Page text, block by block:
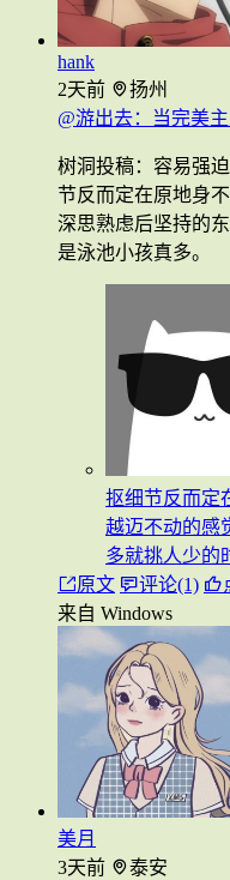
hank
2天前
扬州
@游出去：当完美
树洞投稿：容易强
节反而定在原地身
深思熟虑后坚持的
是泳池小孩真多。
抠细节反而定
越迈不动的感
多就挑人少的
原文
评论(1)
来自 Windows
美月
3天前
泰安